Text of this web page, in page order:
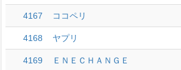
4167 ココペリ
4168 ヤプリ
4169 ＥＮＥＣＨＡＮＧＥ